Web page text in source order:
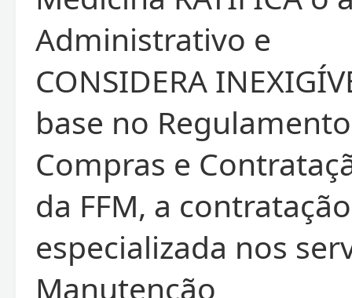
Administrativo e
CONSIDERA
base no
Compras e
da FFM, a
especializada nos
Manutenção